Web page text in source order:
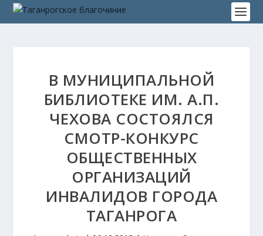
В МУНИЦИПАЛЬНОЙ
БИБЛИОТЕКЕ ИМ. А.П.
ЧЕХОВА СОСТОЯЛСЯ
СМОТР-КОНКУРС
ОБЩЕСТВЕННЫХ
ОРГАНИЗАЦИЙ
ИНВАЛИДОВ ГОРОДА
ТАГАНРОГА